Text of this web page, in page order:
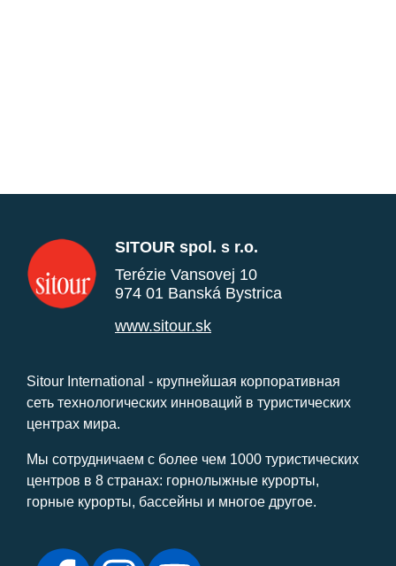
SITOUR spol. s r.o.
Terézie Vansovej 10
974 01 Banská Bystrica
www.sitour.sk
Sitour International - крупнейшая корпоративная
сеть технологических инноваций в туристических
центрах мира.
Мы сотрудничаем с более чем 1000 туристических
центров в 8 странах: горнолыжные курорты,
горные курорты, бассейны и многое другое.